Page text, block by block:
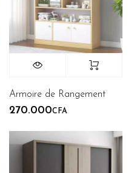
Armoire de Rangement
270.000CFA